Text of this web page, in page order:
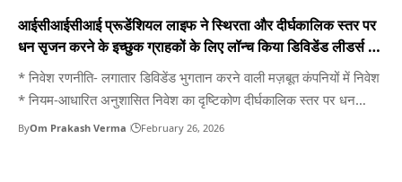
आईसीआईसीआई प्रूडेंशियल लाइफ ने स्थिरता और दीर्घकालिक स्तर पर
धन सृजन करने के इच्छुक ग्राहकों के लिए लॉन्च किया डिविडेंड लीडर्स 50
इंडेक्स फंड
* निवेश रणनीति- लगातार डिविडेंड भुगतान करने वाली मज़बूत कंपनियों में निवेश
* नियम-आधारित अनुशासित निवेश का दृष्टिकोण दीर्घकालिक स्तर पर धन
सृजन करने में मदद करता है * कई खंडों में विविधिकरण स्थिरता प्रदान करता है
ByOm Prakash Verma February 26, 2026